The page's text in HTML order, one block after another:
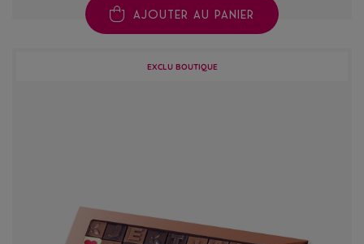
AJOUTER AU PANIER
EXCLU BOUTIQUE